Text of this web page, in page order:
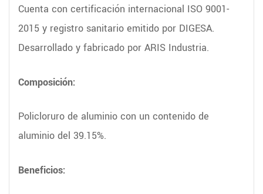
Cuenta con certificación internacional ISO 9001-
2015 y registro sanitario emitido por DIGESA.
Desarrollado y fabricado por ARIS Industria.
Composición:
Policloruro de aluminio con un contenido de
aluminio del 39.15%.
Beneficios: